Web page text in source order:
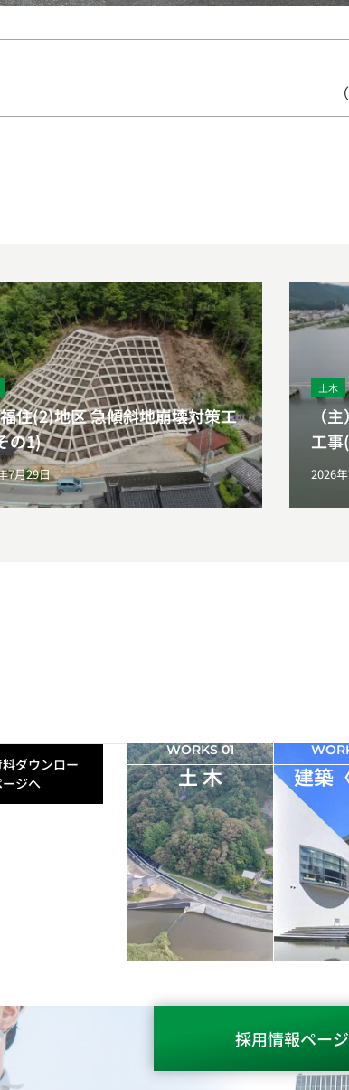
住(2)地区 急傾斜地崩壊対策工
の1)
7月29日
土木
（
工事
2026
ダウンロー
ージへ
WORKS 01
土 木 建築
採用情報ペー